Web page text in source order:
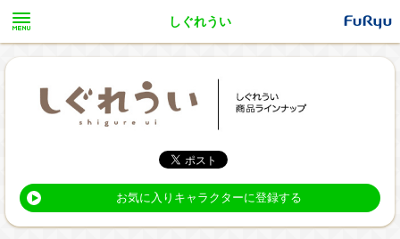
しぐれうい
お気に入りキャラクターに登録する